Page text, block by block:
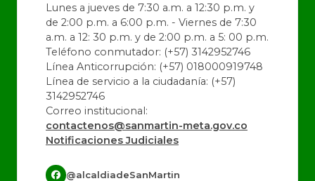
Lunes a jueves de 7:30 a.m. a 12:30 p.m. y
de 2:00 p.m. a 6:00 p.m. - Viernes de 7:30
a.m. a 12: 30 p.m. y de 2:00 p.m. a 5: 00 p.m.
Teléfono conmutador: (+57) 3142952746
Línea Anticorrupción: (+57) 018000919748
Línea de servicio a la ciudadanía: (+57)
3142952746
Correo institucional:
contactenos@sanmartin-meta.gov.co
Notificaciones Judiciales
@alcaldiadeSanMartin